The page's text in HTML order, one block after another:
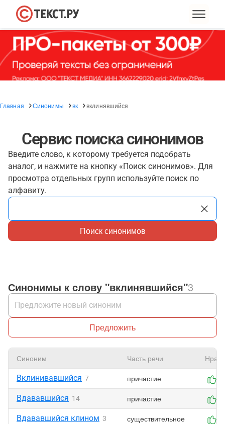
Главная Синонимы вк вклинявшийся
Сервис поиска синонимов
Введите слово, к которому требуется подобрать
аналог, и нажмите на кнопку «Поиск синонимов». Для
просмотра отдельных групп используйте поиск по
алфавиту.
Поиск синонимов
Синонимы к слову "вклинявшийся"3
Предложить
Синоним Часть речи
Вклинивавшийся 7 причастие
Вдававшийся 14 причастие
Вдававшийся клином 3 существительное